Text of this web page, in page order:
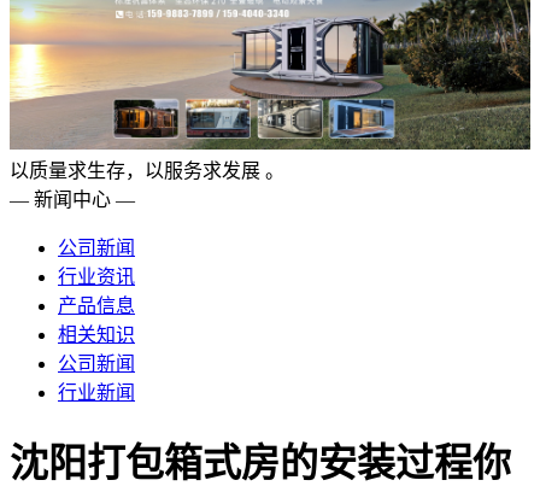
以质量求生存，以服务求发展 。
— 新闻中心 —
公司新闻
行业资讯
产品信息
相关知识
公司新闻
行业新闻
沈阳打包箱式房的安装过程你